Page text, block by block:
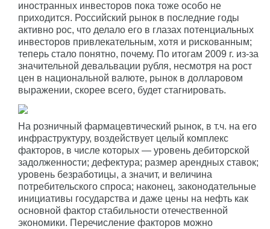
иностранных инвесторов пока тоже особо не
приходится. Российский рынок в последние годы
активно рос, что делало его в глазах потенциальных
инвесторов привлекательным, хотя и рискованным;
теперь стало понятно, почему. По итогам 2009 г. из-за
значительной девальвации рубля, несмотря на рост
цен в национальной валюте, рынок в долларовом
выражении, скорее всего, будет стагнировать.
На розничный фармацевтический рынок, в т.ч. на его
инфраструктуру, воздействует целый комплекс
факторов, в числе которых — уровень дебиторской
задолженности; дефектура; размер арендных ставок;
уровень безработицы, а значит, и величина
потребительского спроса; наконец, законодательные
инициативы государства и даже цены на нефть как
основной фактор стабильности отечественной
экономики. Перечисление факторов можно